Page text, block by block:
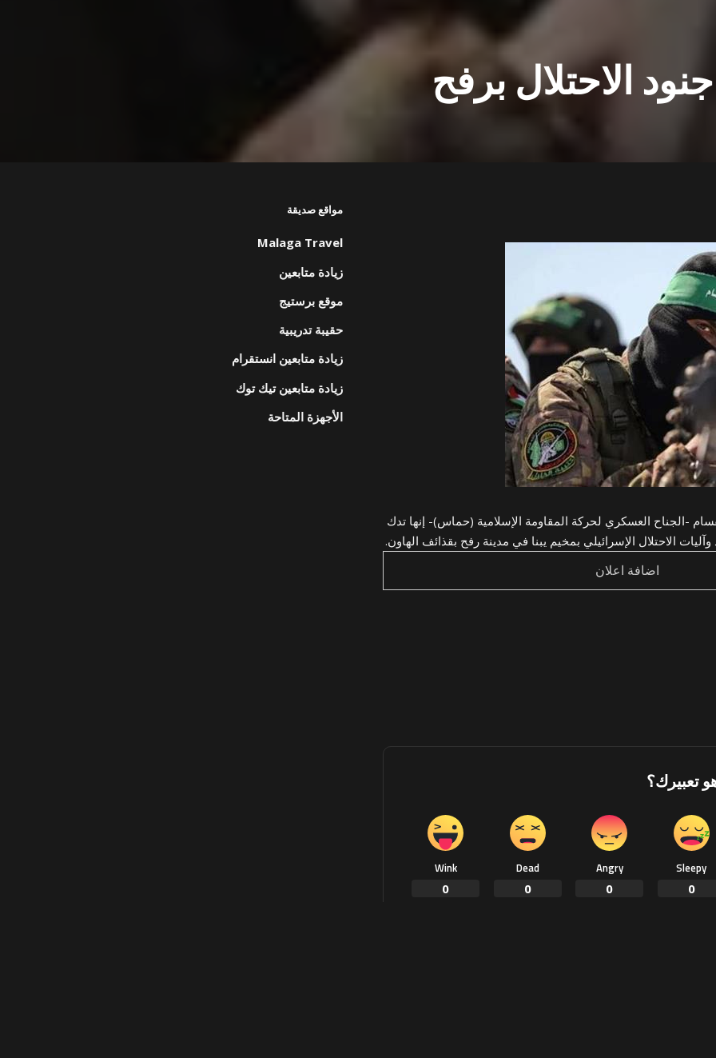
الاحتلال برفح
-الجناح العسكري لحركة المقاومة الإسلامية (حماس)- إنها تدك
الاحتلال الإسرائيلي بمخيم يبنا في مدينة رفح بقذائف الهاون.
اضافة اعلان
تعبيرك؟
Sleepy
0
Angry
0
Dead
0
Wink
0
مواقع صديقة
Malaga Travel
زيادة متابعين
موقع برستيج
حقيبة تدريبية
زيادة متابعين انستقرام
زيادة متابعين تيك توك
الأجهزة المتاحة